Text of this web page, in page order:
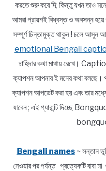
করতে শুরু করে দি; কিন্তু যখন তাও
আমরা প্রায়শই বিধ্বস্ত ও অবসন্ন হয়ে
সম্পূর্ণ চিন্তামুক্ত থাকুন ! চলে আসুন
emotional Bengali
চাহিদার কথা মাথায় রেখে।
ক্যাপশন আপনার ই মনের কথা বলছে।
ক্যাপশন আপডেট করা হয় এবং তার
যাবেন ; এই গ্যারান্টি দিচ্ছে
Bengali names~ সন্তান
নেওয়ার পর পর্যন্ত প্রত্যেকটি বাবা মা